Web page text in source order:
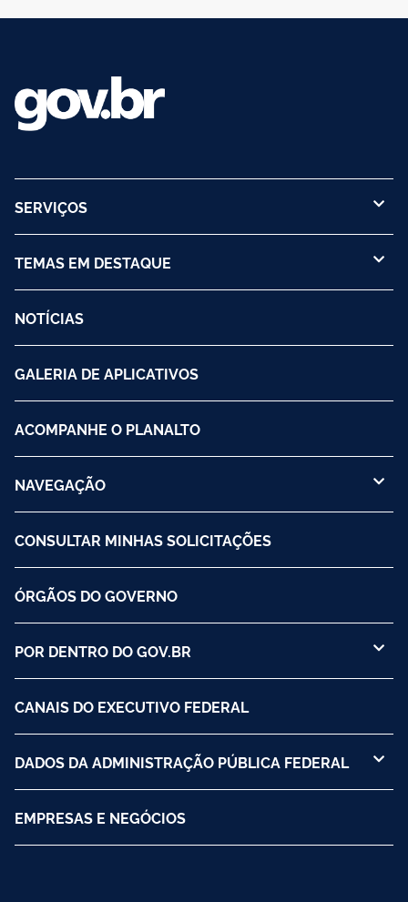
SERVIÇOS
TEMAS EM DESTAQUE
NOTÍCIAS
GALERIA DE APLICATIVOS
ACOMPANHE O PLANALTO
NAVEGAÇÃO
CONSULTAR MINHAS SOLICITAÇÕES
ÓRGÃOS DO GOVERNO
POR DENTRO DO GOV.BR
CANAIS DO EXECUTIVO FEDERAL
DADOS DA ADMINISTRAÇÃO PÚBLICA FEDERAL
EMPRESAS E NEGÓCIOS